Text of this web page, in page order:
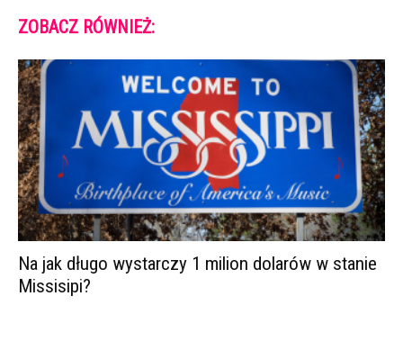
ZOBACZ RÓWNIEŻ:
Na jak długo wystarczy 1 milion dolarów w stanie
Missisipi?